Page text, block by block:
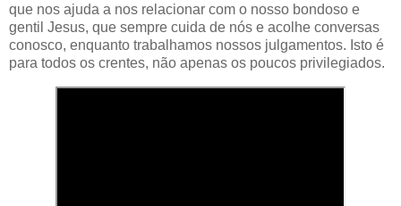
que nos ajuda a nos relacionar com o nosso bondoso e
gentil Jesus, que sempre cuida de nós e acolhe conversas
conosco, enquanto trabalhamos nossos julgamentos. Isto é
para todos os crentes, não apenas os poucos privilegiados.